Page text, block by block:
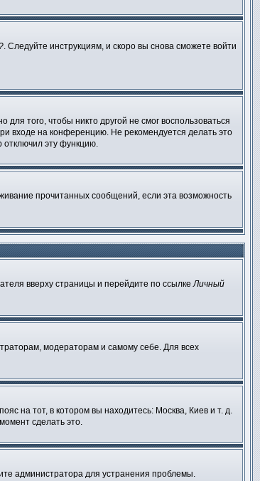
. Следуйте инструкциям, и скоро вы снова сможете войти
того, чтобы никто другой не смог воспользоваться
входе на конференцию. Не рекомендуется делать это
отключил эту функцию.
прочитанных сообщений, если эта возможность
вверху страницы и перейдите по ссылкеЛичный
модераторам и самому себе. Для всех
на тот, в котором вы находитесь: Москва, Киев и т. д.
сделать это.
администратора для устранения проблемы.